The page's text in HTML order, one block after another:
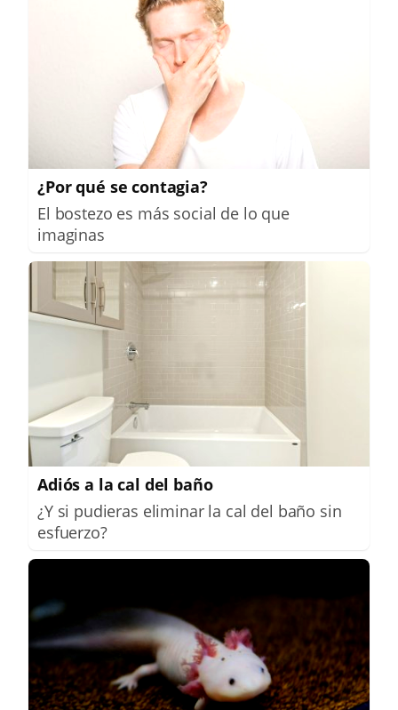
¿Por qué se contagia?
El bostezo es más social de lo que
imaginas
Adiós a la cal del baño
¿Y si pudieras eliminar la cal del baño sin
esfuerzo?